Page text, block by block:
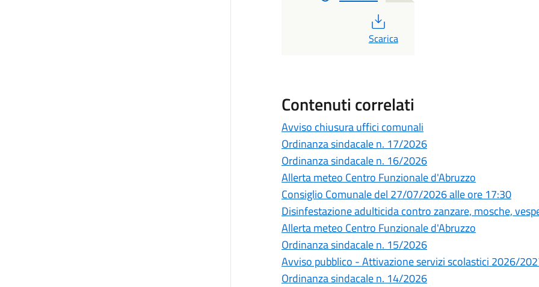
PDF
Scarica
Contenuti correlati
Avviso chiusura uffici comunali
Ordinanza sindacale n. 17/2026
Ordinanza sindacale n. 16/2026
Allerta meteo Centro Funzionale d'Abruzzo
Consiglio Comunale del 27/07/2026 alle ore 17:30
Disinfestazione adulticida contro zanzare, mosche,
Allerta meteo Centro Funzionale d'Abruzzo
Ordinanza sindacale n. 15/2026
Avviso pubblico - Attivazione servizi scolastici 2026/
Ordinanza sindacale n. 14/2026